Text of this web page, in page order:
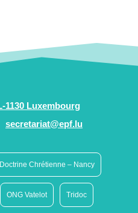
1130 Luxembourg
secretariat@epf.lu
Chrétienne – Nancy
ONG Vatelot Tridoc